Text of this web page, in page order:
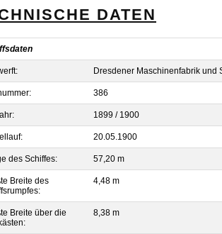
DATEN
Dresdener Maschinenfabrik und
386
1899 / 1900
20.05.1900
des Schiffes: 57,20 m
Breite des
4,48 m
Breite über die
8,38 m